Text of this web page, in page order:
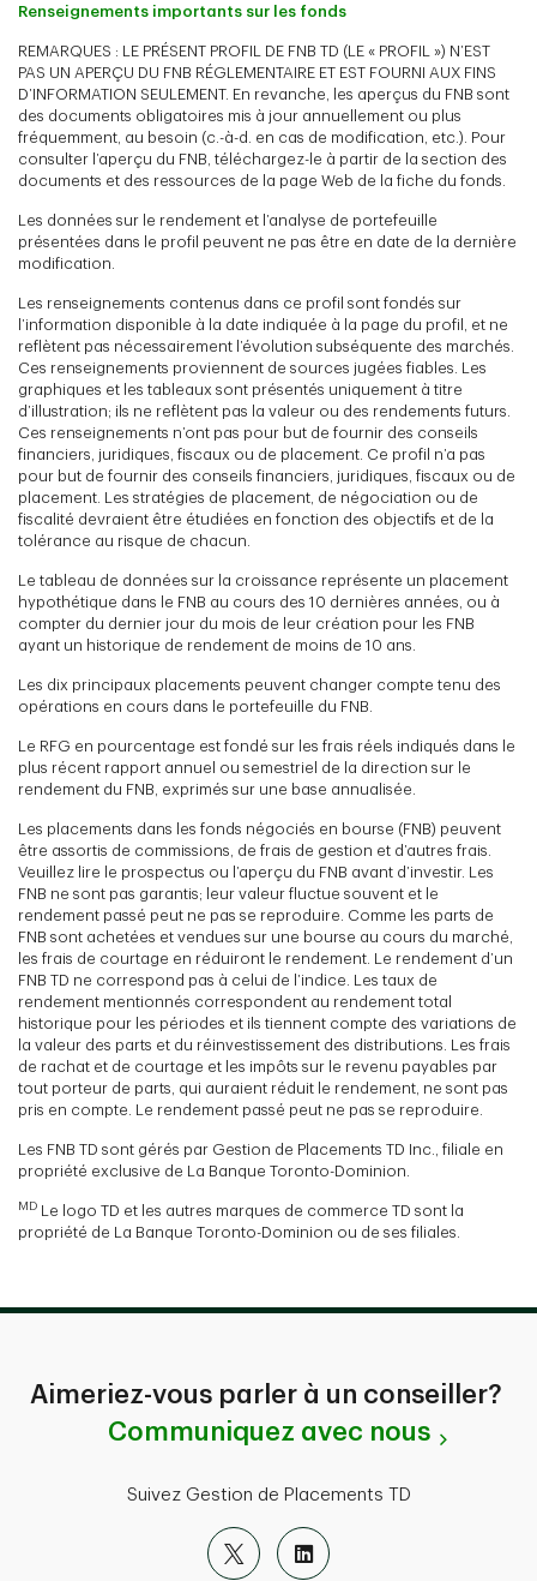
Renseignements importants sur les fonds
REMARQUES : LE PRÉSENT PROFIL DE FNB TD (LE « PROFIL ») N’EST
PAS UN APERÇU DU FNB RÉGLEMENTAIRE ET EST FOURNI AUX FINS
D’INFORMATION SEULEMENT. En revanche, les aperçus du FNB sont
des documents obligatoires mis à jour annuellement ou plus
fréquemment, au besoin (c.-à-d. en cas de modification, etc.). Pour
consulter l’aperçu du FNB, téléchargez-le à partir de la section des
documents et des ressources de la page Web de la fiche du fonds.
Les données sur le rendement et l’analyse de portefeuille
présentées dans le profil peuvent ne pas être en date de la dernière
modification.
Les renseignements contenus dans ce profil sont fondés sur
l’information disponible à la date indiquée à la page du profil, et ne
reflètent pas nécessairement l’évolution subséquente des marchés.
Ces renseignements proviennent de sources jugées fiables. Les
graphiques et les tableaux sont présentés uniquement à titre
d’illustration; ils ne reflètent pas la valeur ou des rendements futurs.
Ces renseignements n’ont pas pour but de fournir des conseils
financiers, juridiques, fiscaux ou de placement. Ce profil n’a pas
pour but de fournir des conseils financiers, juridiques, fiscaux ou de
placement. Les stratégies de placement, de négociation ou de
fiscalité devraient être étudiées en fonction des objectifs et de la
tolérance au risque de chacun.
Le tableau de données sur la croissance représente un placement
hypothétique dans le FNB au cours des 10 dernières années, ou à
compter du dernier jour du mois de leur création pour les FNB
ayant un historique de rendement de moins de 10 ans.
Les dix principaux placements peuvent changer compte tenu des
opérations en cours dans le portefeuille du FNB.
Le RFG en pourcentage est fondé sur les frais réels indiqués dans le
plus récent rapport annuel ou semestriel de la direction sur le
rendement du FNB, exprimés sur une base annualisée.
Les placements dans les fonds négociés en bourse (FNB) peuvent
être assortis de commissions, de frais de gestion et d’autres frais.
Veuillez lire le prospectus ou l’aperçu du FNB avant d’investir. Les
FNB ne sont pas garantis; leur valeur fluctue souvent et le
rendement passé peut ne pas se reproduire. Comme les parts de
FNB sont achetées et vendues sur une bourse au cours du marché,
les frais de courtage en réduiront le rendement. Le rendement d’un
FNB TD ne correspond pas à celui de l’indice. Les taux de
rendement mentionnés correspondent au rendement total
historique pour les périodes et ils tiennent compte des variations de
la valeur des parts et du réinvestissement des distributions. Les frais
de rachat et de courtage et les impôts sur le revenu payables par
tout porteur de parts, qui auraient réduit le rendement, ne sont pas
pris en compte. Le rendement passé peut ne pas se reproduire.
Les FNB TD sont gérés par Gestion de Placements TD Inc., filiale en
propriété exclusive de La Banque Toronto-Dominion.
MD
Le logo TD et les autres marques de commerce TD sont la
propriété de La Banque Toronto-Dominion ou de ses filiales.
Aimeriez-vous parler à un conseiller?
Communiquez avec nous
Suivez Gestion de Placements TD